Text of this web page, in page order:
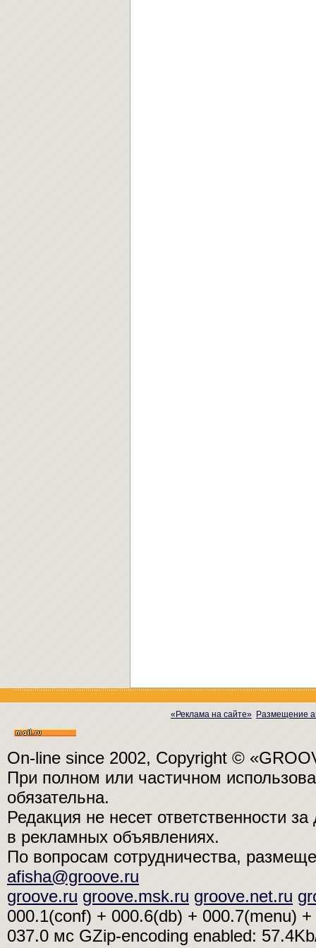
«Реклама на сайте» Размещение
On-line since 2002, Copyright ©
При полном или частичном
обязательна.
Редакция не несет ответственности
в рекламных объявлениях.
По вопросам сотрудничества,
afisha@groove.ru
groove.ru groove.msk.ru groove.net.ru
000.1(conf) + 000.6(db) + 000.7(menu)
037.0 мсGZip-encoding enabled: